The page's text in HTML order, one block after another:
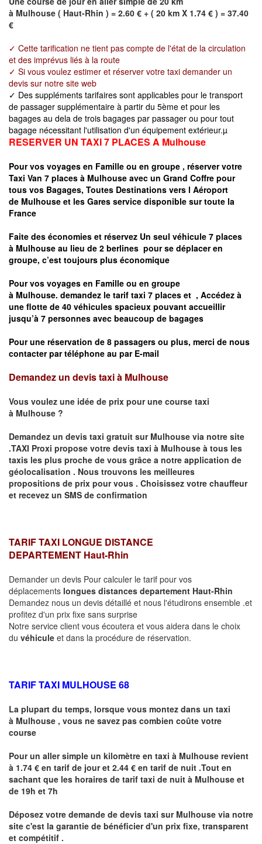
à Mulhouse ( Haut-Rhin ) = 2.60 € + ( 20 km X 1.74 € ) = 37.40
€
✓ Cette tarification ne tient pas compte de l'état de la circulation
et des imprévus liés à la route
✓ Si vous voulez estimer et réserver votre taxi demander un
devis sur notre site web
✓ Des suppléments tarifaires sont applicables pour le transport
de passager supplémentaire à partir du 5ème et pour les
bagages au dela de trois bagages par passager ou pour tout
bagage nécessitant l'utilisation d'un équipement extérieur.µ
RESERVER UN TAXI 7 PLACES A Mulhouse
Pour vos voyages en Famille ou en groupe , réserver votre
Taxi Van 7 places à Mulhouse avec un Grand Coffre pour
tous vos Bagages, Toutes Destinations vers l Aéroport
de Mulhouse et les Gares service disponible sur toute la
France
Faite des économies et réservez Un seul véhicule 7 places
à Mulhouse au lieu de 2 berlines pour se déplacer en
groupe, c’est toujours plus économique
Pour vos voyages en Famille ou en groupe
à Mulhouse. demandez le tarif taxi 7 places et , Accédez à
une flotte de 40 véhicules spacieux pouvant accueillir
jusqu’à 7 personnes avec beaucoup de bagages
Pour une réservation de 8 passagers ou plus, merci de nous
contacter par téléphone au par E-mail
Demandez un devis taxi à Mulhouse
Vous voulez une idée de prix pour une course taxi
à Mulhouse ?
Demandez un devis taxi gratuit sur Mulhouse via notre site
.TAXI Proxi propose votre devis taxi à Mulhouse à tous les
taxis les plus proche de vous grâce a notre application de
géolocalisation . Nous trouvons les meilleures
propositions de prix pour vous . Choisissez votre chauffeur
et recevez un SMS de confirmation
TARIF TAXI LONGUE DISTANCE
DEPARTEMENT Haut-Rhin
Demander un devis Pour calculer le tarif pour vos
déplacements longues distances departement Haut-Rhin
Demandez nous un devis détaillé et nous l'étudirons ensemble .et
profitez d'un prix fixe sans surprise
Notre service client vous écoutera et vous aidera dans le choix
du véhicule et dans la procédure de réservation.
TARIF TAXI MULHOUSE 68
La plupart du temps, lorsque vous montez dans un taxi
à Mulhouse , vous ne savez pas combien coûte votre
course
Pour un aller simple un kilomètre en taxi à Mulhouse revient
à 1.74 € en tarif de jour et 2.44 € en tarif de nuit .Tout en
sachant que les horaires de tarif taxi de nuit à Mulhouse et
de 19h et 7h
Déposez votre demande de devis taxi sur Mulhouse via notre
site c'est la garantie de bénéficier d'un prix fixe, transparent
et compétitif .